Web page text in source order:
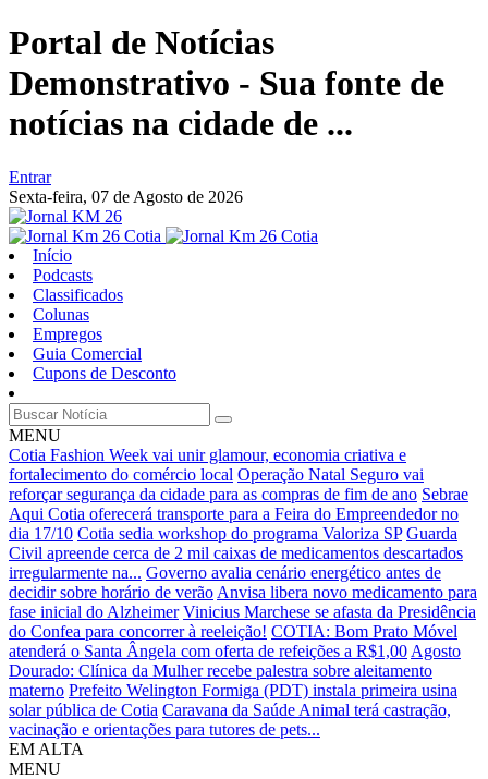
Portal de Notícias
Demonstrativo - Sua fonte de
notícias na cidade de ...
Entrar
Sexta-feira, 07 de Agosto de 2026
Início
Podcasts
Classificados
Colunas
Empregos
Guia Comercial
Cupons de Desconto
MENU
Cotia Fashion Week vai unir glamour, economia criativa e
fortalecimento do comércio local Operação Natal Seguro vai
reforçar segurança da cidade para as compras de fim de ano Sebrae
Aqui Cotia oferecerá transporte para a Feira do Empreendedor no
dia 17/10 Cotia sedia workshop do programa Valoriza SP Guarda
Civil apreende cerca de 2 mil caixas de medicamentos descartados
irregularmente na... Governo avalia cenário energético antes de
decidir sobre horário de verão Anvisa libera novo medicamento para
fase inicial do Alzheimer Vinicius Marchese se afasta da Presidência
do Confea para concorrer à reeleição! COTIA: Bom Prato Móvel
atenderá o Santa Ângela com oferta de refeições a R$1,00 Agosto
Dourado: Clínica da Mulher recebe palestra sobre aleitamento
materno Prefeito Welington Formiga (PDT) instala primeira usina
solar pública de Cotia Caravana da Saúde Animal terá castração,
vacinação e orientações para tutores de pets...
EM ALTA
MENU